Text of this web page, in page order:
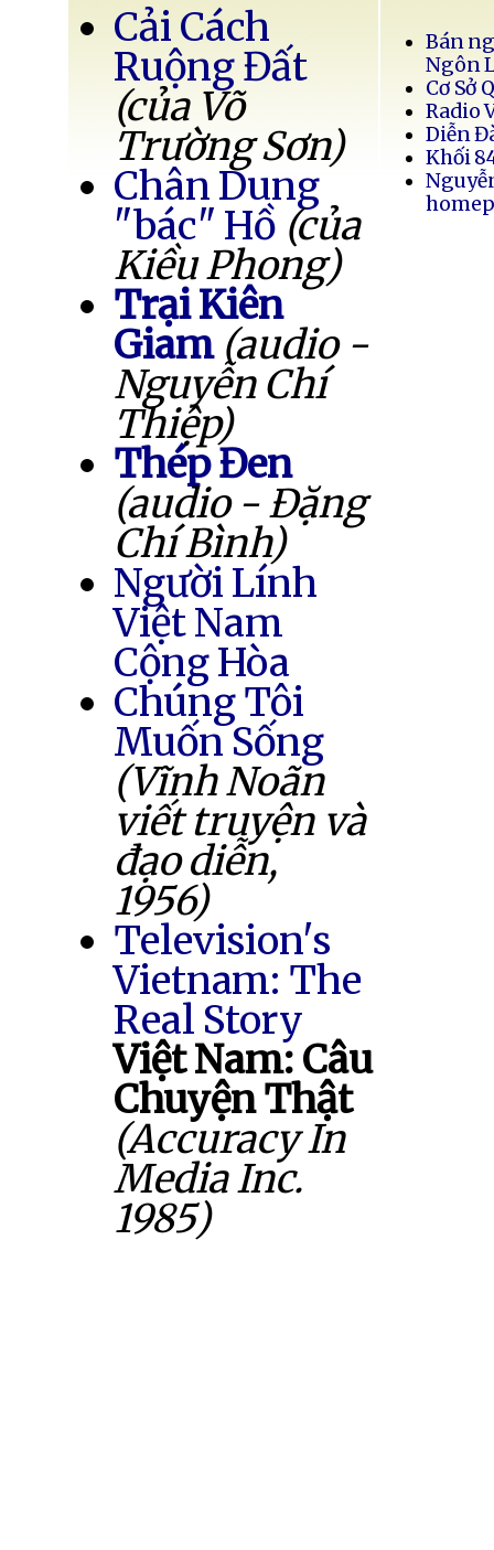
Cải Cách
Ruộng Đất
(của Võ
Trường Sơn)
Chân Dung
"bác" Hồ (của
Kiều Phong)
Trại Kiên
Giam (audio -
Nguyễn Chí
Thiệp)
Thép Đen
(audio - Đặng
Chí Bình)
Người Lính
Việt Nam
Cộng Hòa
Chúng Tôi
Muốn Sống
(Vĩnh Noãn
viết truyện và
đạo diễn,
1956)
Television's
Vietnam: The
Real Story
Việt Nam: Câu
Chuyện Thật
(Accuracy In
Media Inc.
1985)
Bán
Ngôn
Cơ Sở
Radio
Diễn
Khối